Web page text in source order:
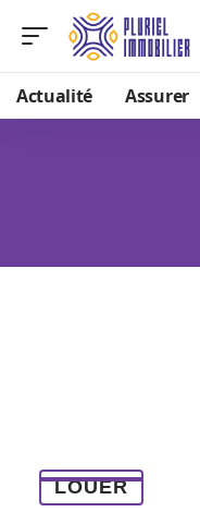
Actualité Assurer
LOUER